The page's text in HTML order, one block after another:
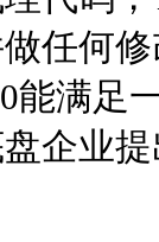
任何
能满足
企业